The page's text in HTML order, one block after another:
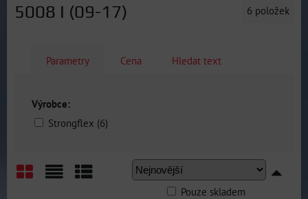
5008 I (09-17) 6 položek
Parametry Cena Hledat text
Výrobce:
Strongflex (6)
Pouze skladem